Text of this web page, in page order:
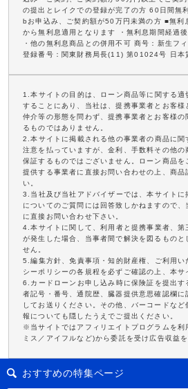
の提出とレイクでの登録が完了の方 60日間
bお申込み、ご契約額が50万円未満の方 ■無利
から無利息適用となります ・無利息期間経過
・他の無利息商品との併用不可 商号：新生フ
登録番号：関東財務局長(11) 第01024号 日
1.本サイトの目的は、ローン商品等に関する適
することにあり、当社は、提携事業者とお客様
仲介等の形態を問わず、提携事業者とお客様
るものではありません。
2.本サイトに掲載される他の事業者の商品に関
注意を払っていますが、金利、手数料その他の
保証するものではございません。ローン商品を
提供する事業者に直接お問い合わせの上、商品
い。
3.当社及び当社アドバイザーでは、本サイトに
についてのご質問には回答致しかねますので
に直接お問い合わせ下さい。
4.本サイトに関して、利用者と提携事業者、第
が発生した場合、当事者間で解決を図るものと
せん。
5.編集方針、免責事項・知的財産権、ご利用い
シーポリシーの各規程を必ずご確認の上、本サ
6.カードローンお申し込み時に保険証を提出す
者記号・番号、通院歴、臓器提供意思確認欄
してお送りください。その他、バーコードな
報についても隠したうえでご提出ください。
※当サイトではアフィリエイトプログラムを利
ミス／アイフルなど)から委託を受け広告収益
おすすめの特集ページ